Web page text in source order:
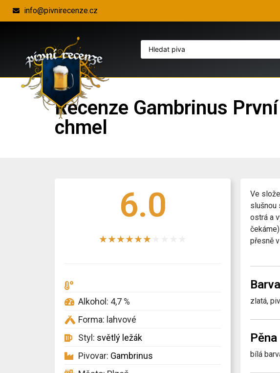
info@pivnirecenze.cz
Recenze Gambrinus První
chmel
6.0
★★★★★★
Alkohol: 4,7 %
Forma: lahvové
Styl: světlý ležák
Pivovar: Gambrinus
Ve
slušnou
ostrá a
přesně
Barva
zlatá,
Pěna
bílá